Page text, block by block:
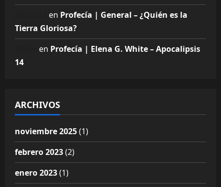
en Profecía | General – ¿Quién es la
Tierra Gloriosa?
en Profecía | Elena G. White – Apocalipsis
14
ARCHIVOS
noviembre 2025(1)
febrero 2023(2)
enero 2023(1)